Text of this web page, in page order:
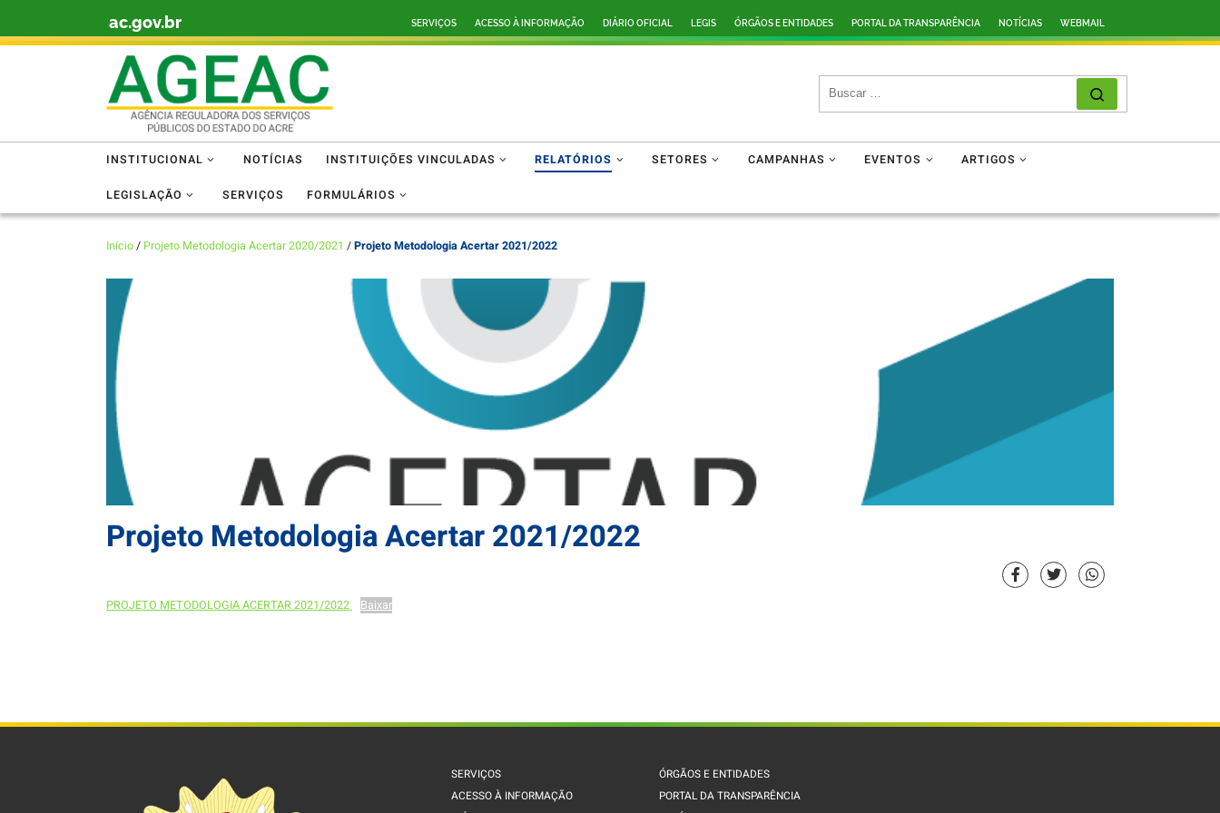
ac.gov.br SERVIÇOS ACESSO À INFORMAÇÃO DIÁRIO OFICIAL LEGIS ÓRGÃOS E ENTIDADES PORTAL DA TRANSPARÊNCIA NOTÍCIAS WEBMAIL
SEARCH
INSTITUCIONAL NOTÍCIAS INSTITUIÇÕES VINCULADAS RELATÓRIOS SETORES CAMPANHAS EVENTOS ARTIGOS
LEGISLAÇÃO SERVIÇOS FORMULÁRIOS
Início/ Projeto Metodologia Acertar 2020/2021 /Projeto Metodologia Acertar 2021/2022
Projeto Metodologia Acertar 2021/2022
PROJETO METODOLOGIA ACERTAR 2021/2022 Baixar
SERVIÇOS
ACESSO À INFORMAÇÃO
ÓRGÃOS E ENTIDADES
PORTAL DA TRANSPARÊNCIA